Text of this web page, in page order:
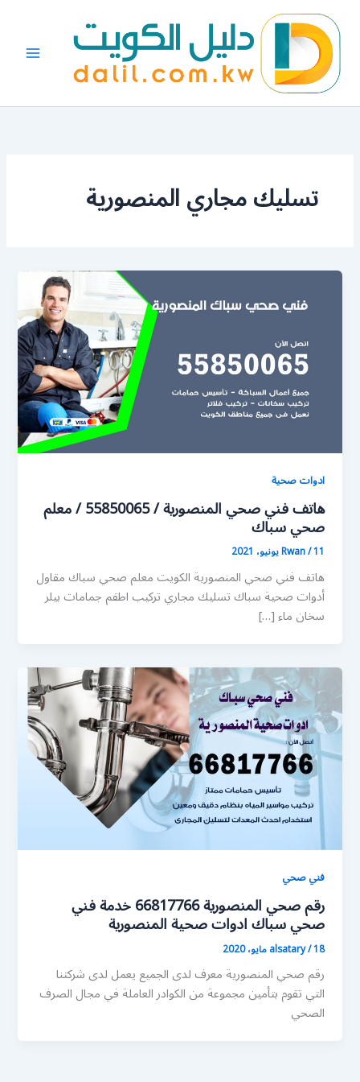
المحتوى
تسليك مجاري المنصورية
ادوات صحية
هاتف فني صحي المنصورية / 55850065 / معلم
صحي سباك
Rwan/11 يونيو، 2021
هاتف فني صحي المنصورية الكويت معلم صحي سباك مقاول
أدوات صحية سباك تسليك مجاري تركيب اطقم جمامات بيلر
سخان ماء […]
فني صحي
رقم صحي المنصورية 66817766 خدمة فني
صحي سباك ادوات صحية المنصورية
alsatary/18 مايو، 2020
رقم صحي المنصورية معرف لدى الجميع يعمل لدى شركتنا
التي تقوم بتأمين مجموعة من الكوادر العاملة في مجال الصرف
الصحي